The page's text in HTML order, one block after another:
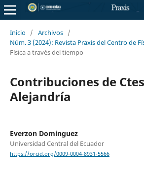
Inicio / Archivos /
Núm. 3 (2024): Revista Praxis del Centro de
Física a través del tiempo
Contribuciones de
Alejandría
Everzon Dominguez
Universidad Central del Ecuador
https://orcid.org/0009-0004-8931-5566